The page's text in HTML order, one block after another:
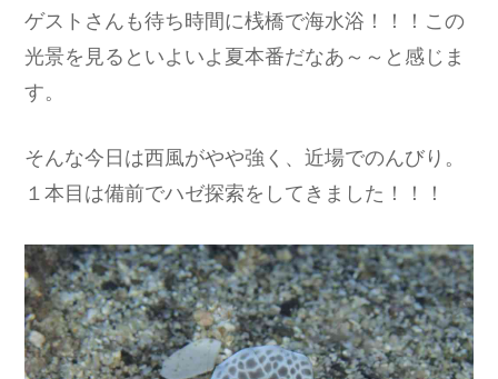
ゲストさんも待ち時間に桟橋で海水浴！！！この
光景を見るといよいよ夏本番だなあ～～と感じま
す。
そんな今日は西風がやや強く、近場でのんびり。
１本目は備前でハゼ探索をしてきました！！！